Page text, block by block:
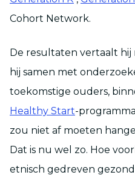
Cohort Network.
De resultaten vertaalt hij
hij samen met
toekomstige ouders,
Healthy Start-
zou niet af moeten
Dat is nu wel zo. Hoe
etnisch gedreven